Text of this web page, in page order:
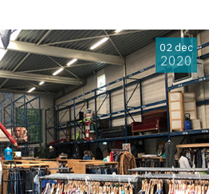
02 dec
2020